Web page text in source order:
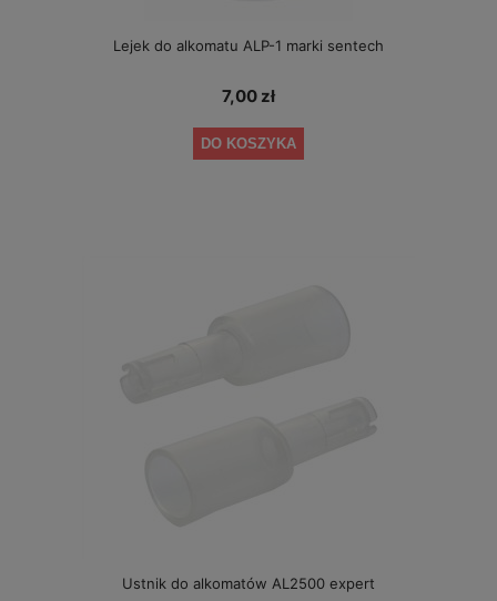
Lejek do alkomatu ALP-1 marki sentech
7,00 zł
DO KOSZYKA
Ustnik do alkomatów AL2500 expert